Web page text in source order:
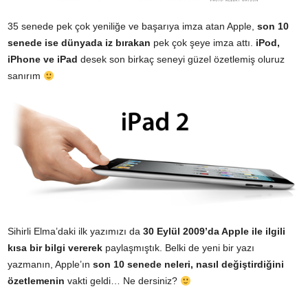
35 senede pek çok yeniliğe ve başarıya imza atan Apple, son 10
senede ise dünyada iz bırakan pek çok şeye imza attı. iPod,
iPhone ve iPad desek son birkaç seneyi güzel özetlemiş oluruz
sanırım
Sihirli Elma’daki ilk yazımızı da 30 Eylül 2009’da Apple ile ilgili
kısa bir bilgi vererek paylaşmıştık. Belki de yeni bir yazı
yazmanın, Apple’ın son 10 senede neleri, nasıl değiştirdiğini
özetlemenin vakti geldi… Ne dersiniz?